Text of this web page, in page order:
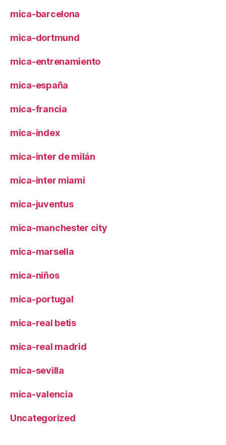
mica-barcelona
mica-dortmund
mica-entrenamiento
mica-españa
mica-francia
mica-index
mica-inter de milán
mica-inter miami
mica-juventus
mica-manchester city
mica-marsella
mica-niños
mica-portugal
mica-real betis
mica-real madrid
mica-sevilla
mica-valencia
Uncategorized